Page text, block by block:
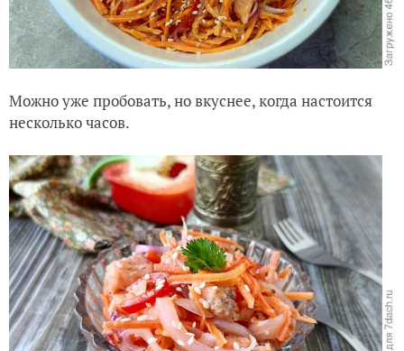
Можно уже пробовать, но вкуснее, когда настоится
несколько часов.